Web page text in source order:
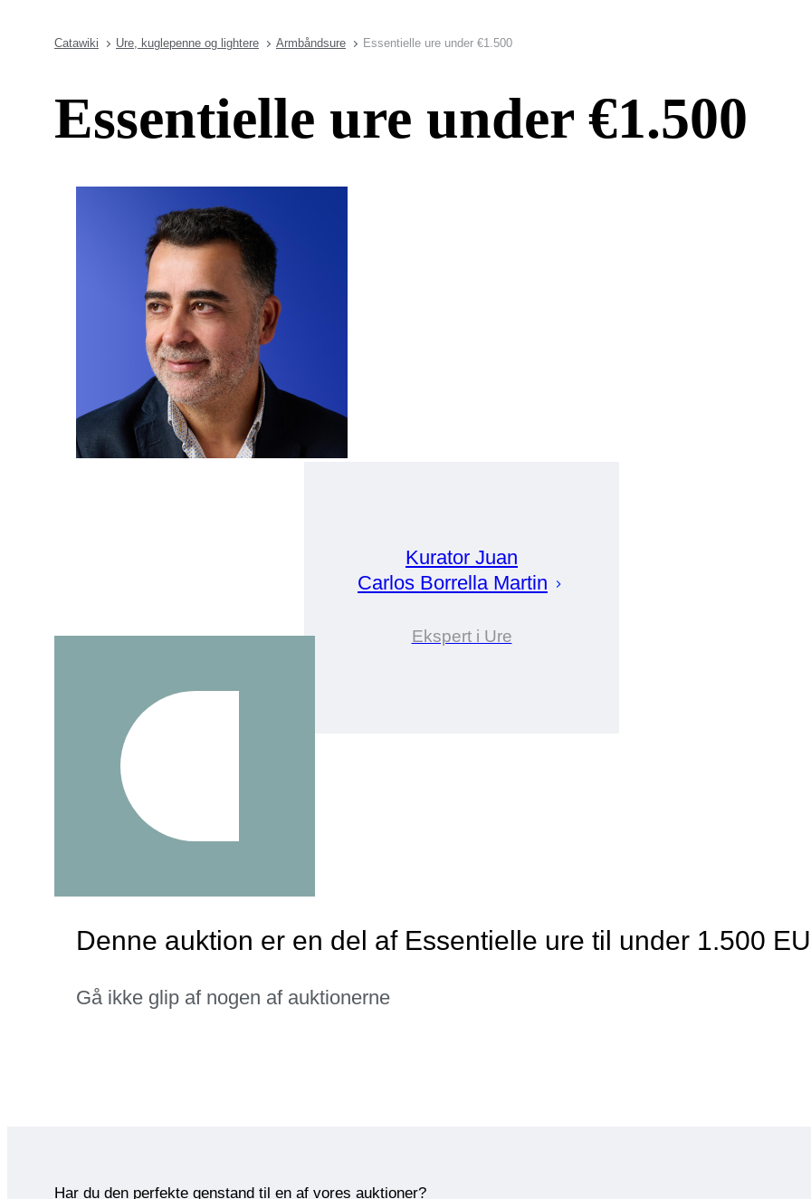
Catawiki Ure, kuglepenne og lightere Armbåndsure Essentielle ure under €1.500
Essentielle ure under €1.500
Kurator Juan
Carlos Borrella Martin
Ekspert i Ure
Denne auktion er en del af Essentielle ure til under 1.500
Gå ikke glip af nogen af auktionerne
Har du den perfekte genstand til en af vores auktioner?